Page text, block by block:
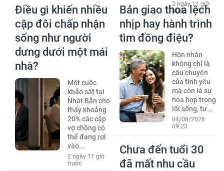
2 ngày 11 giờ
trước
Điều gì khiến nhiều
cặp đôi chấp nhận
sống như người
dưng dưới một mái
nhà?
Một cuộc
khảo sát tại
Nhật Bản cho
thấy khoảng
20% các cặp
vợ chồng có
thể đang rơi
vào...
2 ngày 11 giờ
trước
Bản giao thoa lệch
nhịp hay hành trình
tìm đồng điệu?
Hôn nhân
không chỉ là
câu chuyện
của tình yêu
mà còn là sự
hòa hợp trong
lối sống, tư...
04/08/2026
09:23
Chưa đến tuổi 30
đã mất nhu cầu